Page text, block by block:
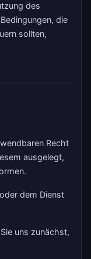
des
die
sollten,
Recht
ausgelegt,
dem Dienst
uns zunächst,